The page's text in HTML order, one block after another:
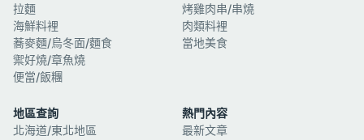
拉麵
海鮮料裡
蕎麥麵/烏冬面/麵食
禦好燒/章魚燒
便當/飯糰
烤雞肉串/串燒
肉類料裡
當地美食
地區查詢
北海道/東北地區
熱門內容
最新文章